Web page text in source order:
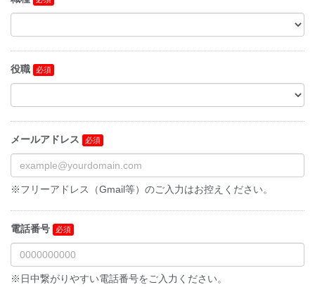
役職
メールアドレス
※フリーアドレス（Gmail等）のご入力はお控えください。
電話番号
※日中繋がりやすい電話番号をご入力ください。